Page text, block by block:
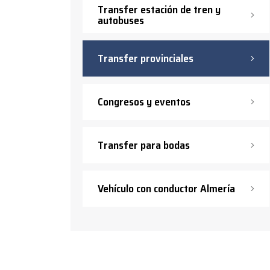
Transfer estación de tren y
autobuses
Transfer provinciales
Congresos y eventos
Transfer para bodas
Vehículo con conductor Almería